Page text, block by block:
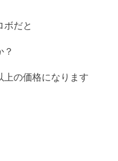
ボだと
？
の価格になります